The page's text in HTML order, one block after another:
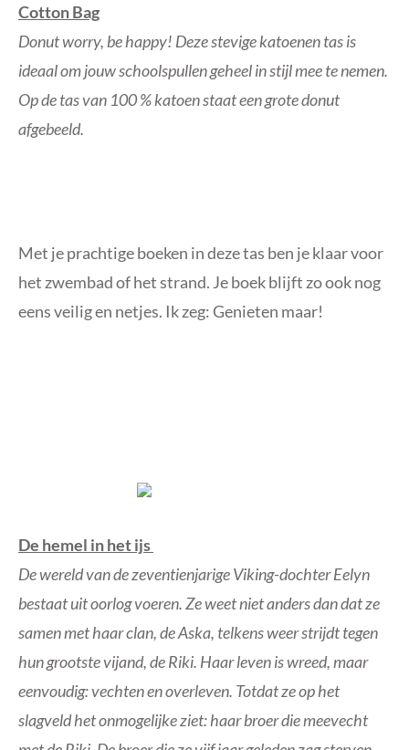
Cotton Bag
Donut worry, be happy! Deze stevige katoenen tas is
ideaal om jouw schoolspullen geheel in stijl mee te nemen.
Op de tas van 100 % katoen staat een grote donut
afgebeeld.
Met je prachtige boeken in deze tas ben je klaar voor
het zwembad of het strand. Je boek blijft zo ook nog
eens veilig en netjes. Ik zeg: Genieten maar!
De hemel in het ijs
De wereld van de zeventienjarige Viking-dochter Eelyn
bestaat uit oorlog voeren. Ze weet niet anders dan dat ze
samen met haar clan, de Aska, telkens weer strijdt tegen
hun grootste vijand, de Riki. Haar leven is wreed, maar
eenvoudig: vechten en overleven. Totdat ze op het
slagveld het onmogelijke ziet: haar broer die meevecht